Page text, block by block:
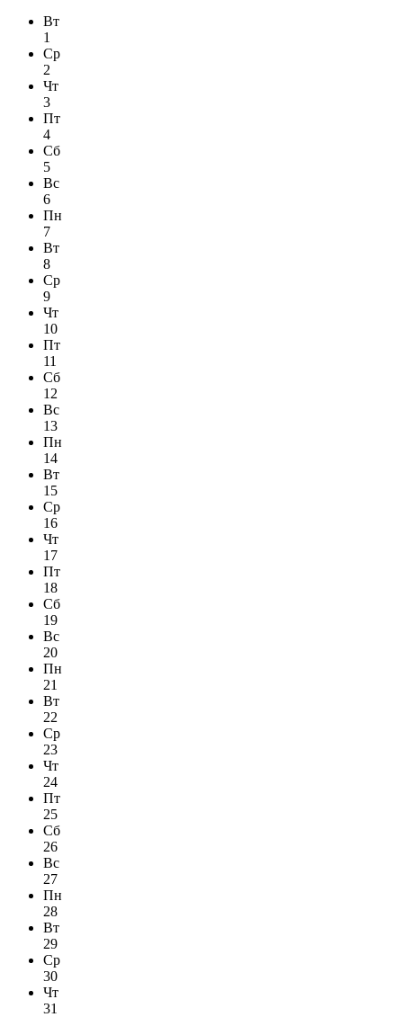
Вт
1
Ср
2
Чт
3
Пт
4
Сб
5
Вс
6
Пн
7
Вт
8
Ср
9
Чт
10
Пт
11
Сб
12
Вс
13
Пн
14
Вт
15
Ср
16
Чт
17
Пт
18
Сб
19
Вс
20
Пн
21
Вт
22
Ср
23
Чт
24
Пт
25
Сб
26
Вс
27
Пн
28
Вт
29
Ср
30
Чт
31